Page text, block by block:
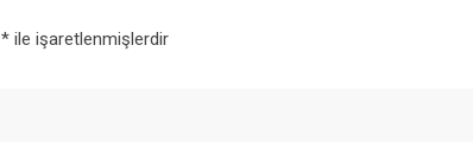
*ile işaretlenmişlerdir